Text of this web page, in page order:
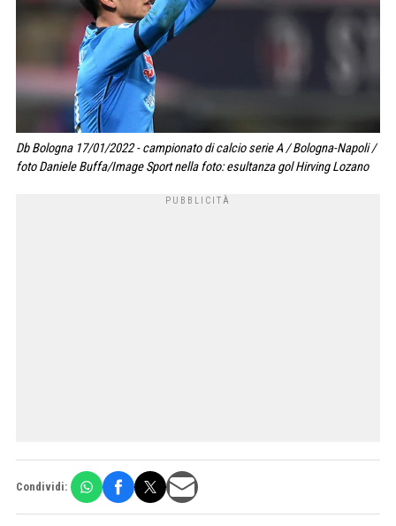
Db Bologna 17/01/2022 - campionato di calcio serie A / Bologna-Napoli /
foto Daniele Buffa/Image Sport nella foto: esultanza gol Hirving Lozano
Condividi: